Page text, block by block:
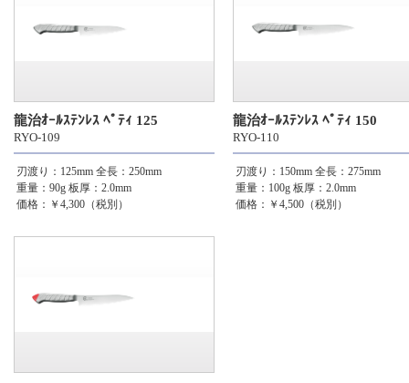
龍治ｵｰﾙｽﾃﾝﾚｽ ﾍﾟﾃｨ 125
RYO-109
刃渡り：125mm 全長：250mm
重量：90g 板厚：2.0mm
価格：￥4,300（税別）
龍治ｵｰﾙｽﾃﾝﾚｽ ﾍﾟﾃｨ 150
RYO-110
刃渡り：150mm 全長：275mm
重量：100g 板厚：2.0mm
価格：￥4,500（税別）